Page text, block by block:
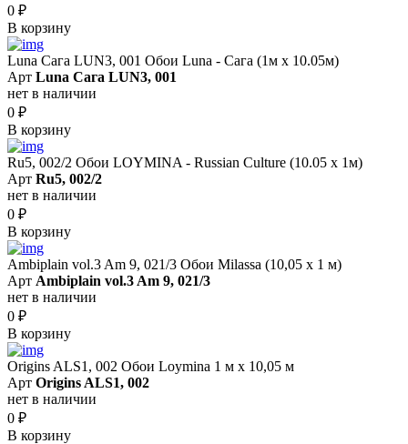
0 ₽
В корзину
Luna Сага LUN3, 001 Обои Luna - Сага (1м х 10.05м)
Арт Luna Сага LUN3, 001
нет в наличии
0 ₽
В корзину
Ru5, 002/2 Обои LOYMINA - Russian Culture (10.05 х 1м)
Арт Ru5, 002/2
нет в наличии
0 ₽
В корзину
Ambiplain vol.3 Am 9, 021/3 Обои Milassa (10,05 х 1 м)
Арт Ambiplain vol.3 Am 9, 021/3
нет в наличии
0 ₽
В корзину
Origins ALS1, 002 Обои Loymina 1 м х 10,05 м
Арт Origins ALS1, 002
нет в наличии
0 ₽
В корзину